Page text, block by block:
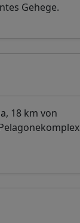
Gehege.
18 km von